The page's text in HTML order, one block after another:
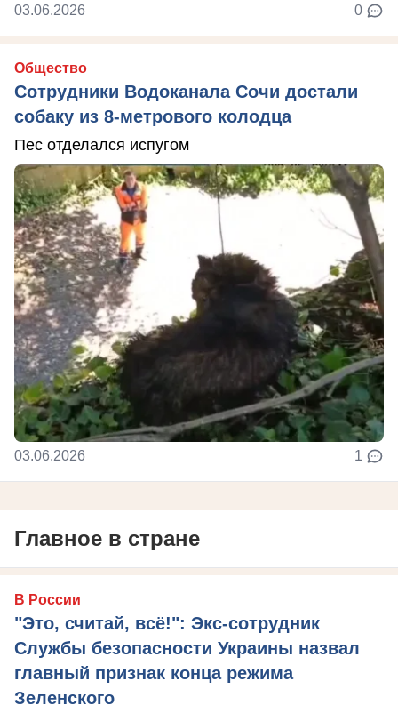
03.06.2026 0
Общество
Сотрудники Водоканала Сочи достали
собаку из 8-метрового колодца
Пес отделался испугом
03.06.2026 1
Главное в стране
В России
"Это, считай, всё!": Экс-сотрудник
Службы безопасности Украины назвал
главный признак конца режима
Зеленского